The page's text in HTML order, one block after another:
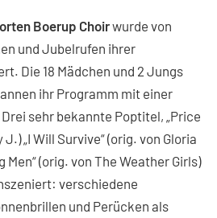
Boerup Choirwurde von
und Jubelrufen ihrer
Die 18 Mädchen und 2 Jungs
ihr Programm mit einer
sehr bekannte Poptitel, „Price
„I Will Survive“ (orig. von Gloria
Men“ (orig. von The Weather Girls)
verschiedene
und Perücken als